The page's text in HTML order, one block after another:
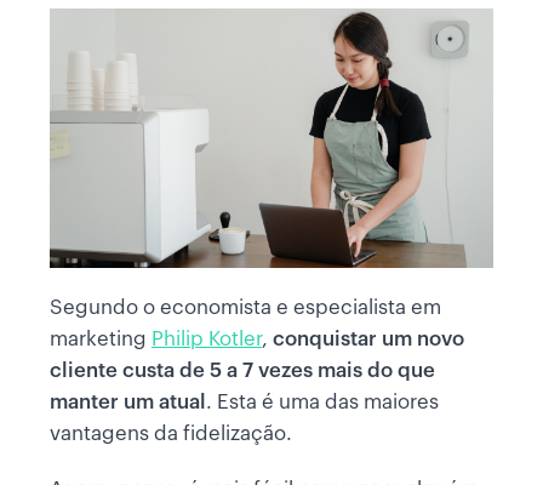
Segundo o economista e especialista em
marketing Philip Kotler, conquistar um novo
cliente custa de 5 a 7 vezes mais do que
manter um atual . Esta é uma das maiores
vantagens da fidelização.